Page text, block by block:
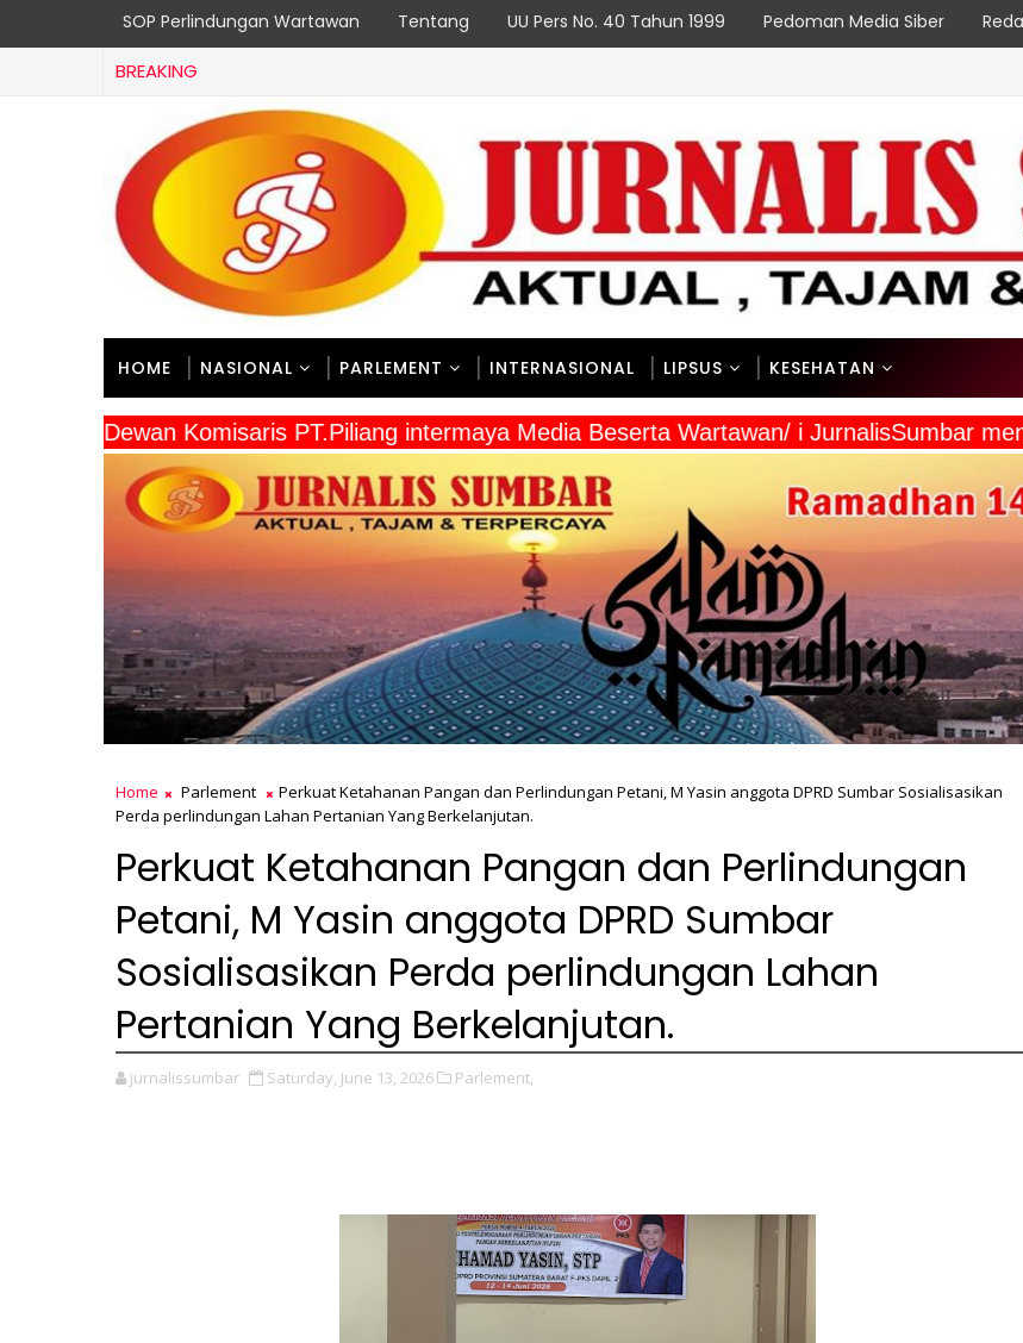
SOP Perlindungan Wartawan Tentang UU Pers No. 40 Tahun 1999 Pedoman Media Siber
BREAKING
HOME NASIONAL PARLEMENT INTERNASIONAL LIPSUS KESEHATAN
" Dewan Komisaris PT.Piliang intermaya Media Beserta Wartawan/ i JurnalisSumbar
Home Parlement
Perkuat Ketahanan Pangan dan Perlindungan Petani, M Yasin anggota DPRD Sumbar Sosialisasikan
Perda perlindungan Lahan Pertanian Yang Berkelanjutan.
Perkuat Ketahanan Pangan dan Perlindungan
Petani, M Yasin anggota DPRD Sumbar
Sosialisasikan Perda perlindungan Lahan
Pertanian Yang Berkelanjutan.
jurnalissumbar Saturday, June 13, 2026 Parlement,